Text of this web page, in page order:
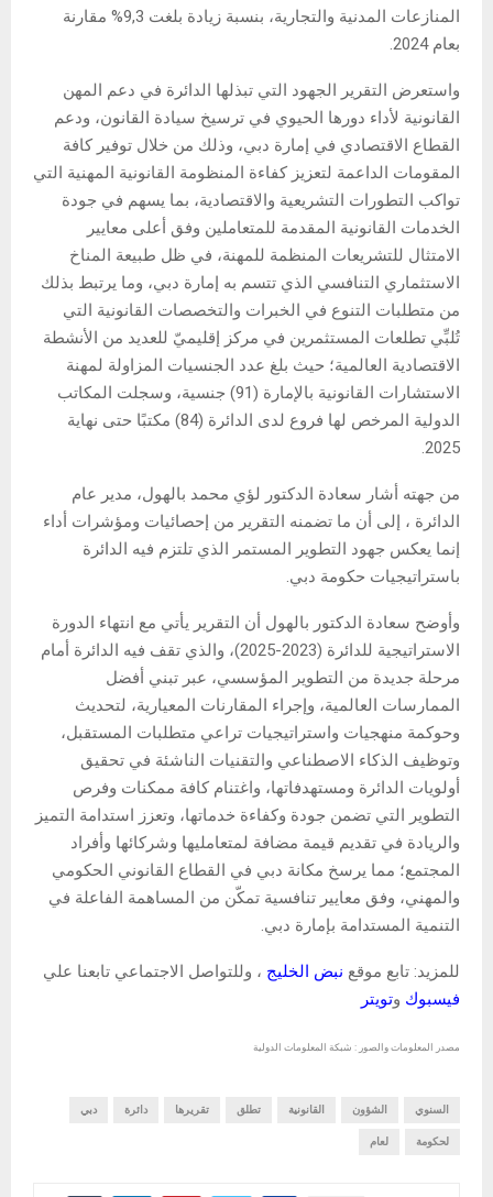
المنازعات المدنية والتجارية، بنسبة زيادة بلغت 9,3% مقارنة
بعام 2024.
واستعرض التقرير الجهود التي تبذلها الدائرة في دعم المهن
القانونية لأداء دورها الحيوي في ترسيخ سيادة القانون، ودعم
القطاع الاقتصادي في إمارة دبي، وذلك من خلال توفير كافة
المقومات الداعمة لتعزيز كفاءة المنظومة القانونية المهنية التي
تواكب التطورات التشريعية والاقتصادية، بما يسهم في جودة
الخدمات القانونية المقدمة للمتعاملين وفق أعلى معايير
الامتثال للتشريعات المنظمة للمهنة، في ظل طبيعة المناخ
الاستثماري التنافسي الذي تتسم به إمارة دبي، وما يرتبط بذلك
من متطلبات التنوع في الخبرات والتخصصات القانونية التي
تُلبِّي تطلعات المستثمرين في مركز إقليميّ للعديد من الأنشطة
الاقتصادية العالمية؛ حيث بلغ عدد الجنسيات المزاولة لمهنة
الاستشارات القانونية بالإمارة (91) جنسية، وسجلت المكاتب
الدولية المرخص لها فروع لدى الدائرة (84) مكتبًا حتى نهاية
2025.
من جهته أشار سعادة الدكتور لؤي محمد بالهول، مدير عام
الدائرة ، إلى أن ما تضمنه التقرير من إحصائيات ومؤشرات أداء
إنما يعكس جهود التطوير المستمر الذي تلتزم فيه الدائرة
باستراتيجيات حكومة دبي.
وأوضح سعادة الدكتور بالهول أن التقرير يأتي مع انتهاء الدورة
الاستراتيجية للدائرة (2023-2025)، والذي تقف فيه الدائرة أمام
مرحلة جديدة من التطوير المؤسسي، عبر تبني أفضل
الممارسات العالمية، وإجراء المقارنات المعيارية، لتحديث
وحوكمة منهجيات واستراتيجيات تراعي متطلبات المستقبل،
وتوظيف الذكاء الاصطناعي والتقنيات الناشئة في تحقيق
أولويات الدائرة ومستهدفاتها، واغتنام كافة ممكنات وفرص
التطوير التي تضمن جودة وكفاءة خدماتها، وتعزز استدامة التميز
والريادة في تقديم قيمة مضافة لمتعامليها وشركائها وأفراد
المجتمع؛ مما يرسخ مكانة دبي في القطاع القانوني الحكومي
والمهني، وفق معايير تنافسية تمكّن من المساهمة الفاعلة في
التنمية المستدامة بإمارة دبي.
للمزيد: تابع موقع نبض الخليج ، وللتواصل الاجتماعي تابعنا علي
فيسبوك وتويتر
مصدر المعلومات والصور : شبكة المعلومات الدولية
السنوي الشؤون القانونية تطلق تقريرها دائرة دبي
لحكومة لعام